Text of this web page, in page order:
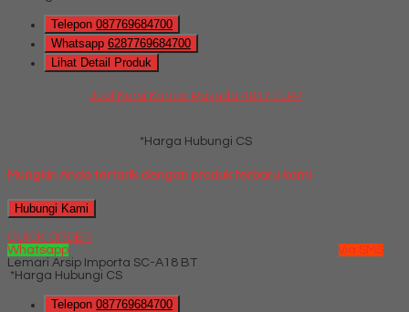
Telepon 087769684700
Whatsapp 6287769684700
Lihat Detail Produk
Jual Kursi Kantor Rakuda 4937 TLPP
*Harga Hubungi CS
Mungkin Anda tertarik dengan produk terbaru kami
Hubungi Kami
QUICK ORDER
Whatsapp
via SMS
Lemari Arsip Importa SC-A18 BT
*Harga Hubungi CS
Telepon 087769684700